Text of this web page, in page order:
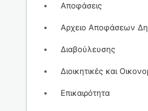
Αποφάσεις
Αρχειο Αποφάσεων
Διαβούλευσης
Διοικητικές και
Επικαιρότητα